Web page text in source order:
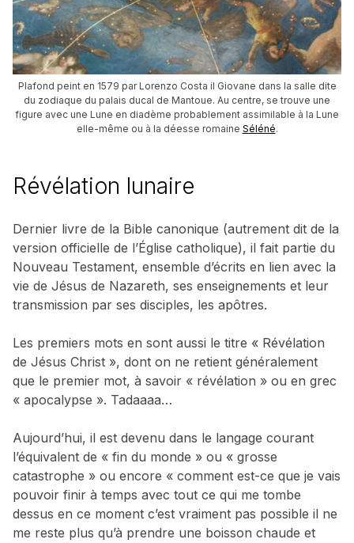
Plafond peint en 1579 par Lorenzo Costa il Giovane dans la salle dite
du zodiaque du palais ducal de Mantoue. Au centre, se trouve une
figure avec une Lune en diadème probablement assimilable à la Lune
elle-même ou à la déesse romaine Séléné.
Révélation lunaire
Dernier livre de la Bible canonique (autrement dit de la
version officielle de l’Église catholique), il fait partie du
Nouveau Testament, ensemble d’écrits en lien avec la
vie de Jésus de Nazareth, ses enseignements et leur
transmission par ses disciples, les apôtres.
Les premiers mots en sont aussi le titre « Révélation
de Jésus Christ », dont on ne retient généralement
que le premier mot, à savoir « révélation » ou en grec
« apocalypse ». Tadaaaa…
Aujourd’hui, il est devenu dans le langage courant
l’équivalent de « fin du monde » ou « grosse
catastrophe » ou encore « comment est-ce que je vais
pouvoir finir à temps avec tout ce qui me tombe
dessus en ce moment c’est vraiment pas possible il ne
me reste plus qu’à prendre une boisson chaude et